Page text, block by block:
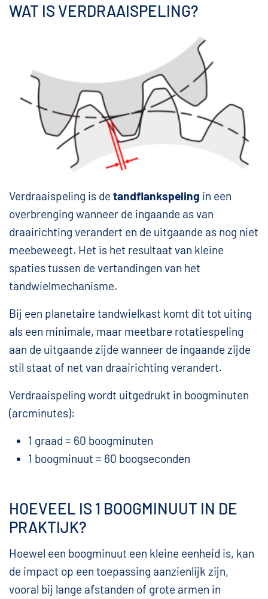
WAT IS VERDRAAISPELING?
Verdraaispeling is de tandflankspeling in een
overbrenging wanneer de ingaande as van
draairichting verandert en de uitgaande as nog niet
meebeweegt. Het is het resultaat van kleine
spaties tussen de vertandingen van het
tandwielmechanisme.
Bij een planetaire tandwielkast komt dit tot uiting
als een minimale, maar meetbare rotatiespeling
aan de uitgaande zijde wanneer de ingaande zijde
stil staat of net van draairichting verandert.
Verdraaispeling wordt uitgedrukt in boogminuten
(arcminutes):
1 graad = 60 boogminuten
1 boogminuut = 60 boogseconden
HOEVEEL IS 1 BOOGMINUUT IN DE
PRAKTIJK?
Hoewel een boogminuut een kleine eenheid is, kan
de impact op een toepassing aanzienlijk zijn,
vooral bij lange afstanden of grote armen in